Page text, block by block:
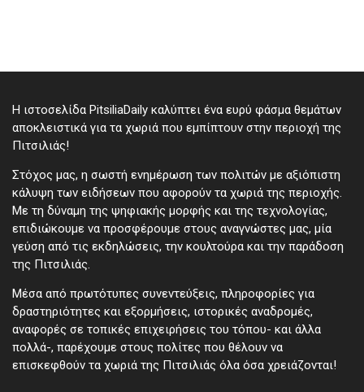
Η ιστοσελίδα PitsiliaDaily καλύπτει ένα ευρύ φάσμα θεμάτων
αποκλειστικά για τα χωριά που εμπίπτουν στην περιοχή της
Πιτσιλιάς!
Στόχος μας, η σωστή ενημέρωση των πολιτών με αξιόπιστη
κάλυψη των ειδήσεων που αφορούν τα χωριά της περιοχής.
Με τη δύναμη της ψηφιακής μορφής και της τεχνολογίας,
επιδιώκουμε να προσφέρουμε στους αναγνώστες μας, μία
γεύση από τις εκδηλώσεις, την κουλτούρα και την παράδοση
της Πιτσιλιάς.
Μέσα από πρωτότυπες συνεντεύξεις, πληροφορίες για
δραστηριότητες και εξορμήσεις, ιστορικές αναδρομές,
αναφορές σε τοπικές επιχειρήσεις του τόπου- και άλλα
πολλά-, παρέχουμε στους πολίτες που θέλουν να
επισκεφθούν τα χωριά της Πιτσιλιάς όλα όσα χρειάζονται!